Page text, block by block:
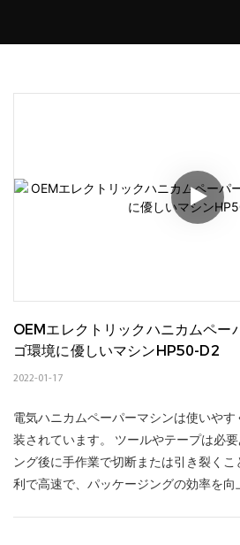
OEMエレクトリックハニカムペー
ゴ環境に優しいマシンHP50-D2
2022-01-17
電気ハニカムペーパーマシンは使いや
装されています。 ツールやテープは必
ング後に手作業で切断または引き裂く
利で高速で、パッケージングの効率を向